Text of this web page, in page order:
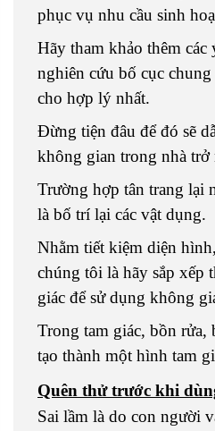
phục vụ nhu cầu sinh
Hãy tham khảo thêm các
nghiên cứu bố cục chung
cho hợp lý nhất.
Đừng tiện đâu để đó sẽ
không gian trong nhà trở
Trường hợp tân trang lại
là bố trí lại các vật dụng.
Nhằm tiết kiệm diện
chúng tôi là hãy sắp xếp
giác để sử dụng không
Trong tam giác, bồn rửa,
tạo thành một hình tam
Quên thử trước khi
Sai lầm là do con người